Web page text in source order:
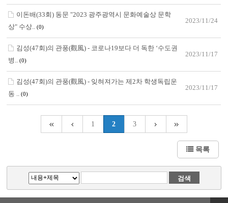
이돈배(33회) 동문 "2023 광주광역시 문화예술상 문학
상" 수상..(0)
2023/11/24
김성(47회)의 관풍(觀風) - 코로나19보다 더 독한 ‘수도권
병..(0)
2023/11/17
김성(47회)의 관풍(觀風) - 잊혀져가는 제2차 학생독립운
동 ..(0)
2023/11/17
1 2 3
목록